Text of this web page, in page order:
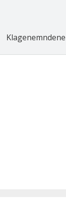
Klagenemndene